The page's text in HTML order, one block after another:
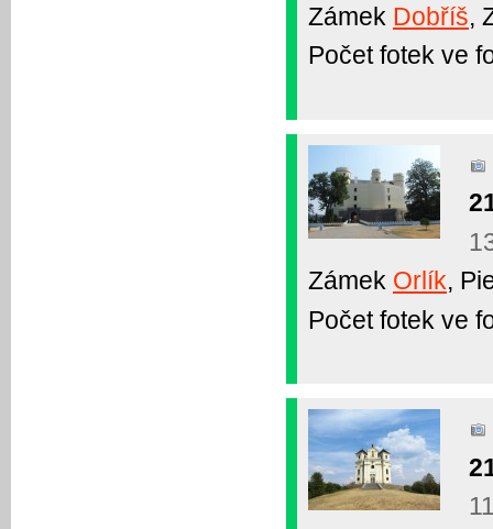
Zámek Dobříš,
Počet fotek ve
Zámek Orlík,
Počet fotek ve